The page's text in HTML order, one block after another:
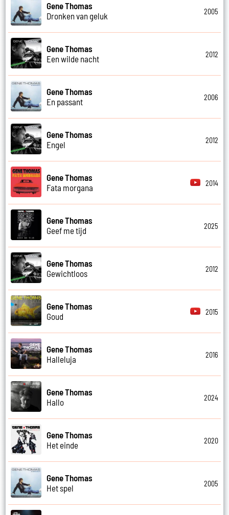
Gene Thomas
Dronken van geluk
2005
Gene Thomas
Een wilde nacht
2012
Gene Thomas
En passant
2006
Gene Thomas
Engel
2012
Gene Thomas
Fata morgana
2014
Gene Thomas
Geef me tijd
2025
Gene Thomas
Gewichtloos
2012
Gene Thomas
Goud
2015
Gene Thomas
Halleluja
2016
Gene Thomas
Hallo
2024
Gene Thomas
Het einde
2020
Gene Thomas
Het spel
2005